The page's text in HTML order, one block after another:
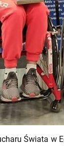
Świata w